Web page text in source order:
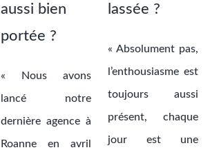
aussi bien
portée ?
« Nous avons
lancé notre
dernière agence à
Roanne en avril
lassée ?
« Absolument pas,
l’enthousiasme est
toujours aussi
présent, chaque
jour est une